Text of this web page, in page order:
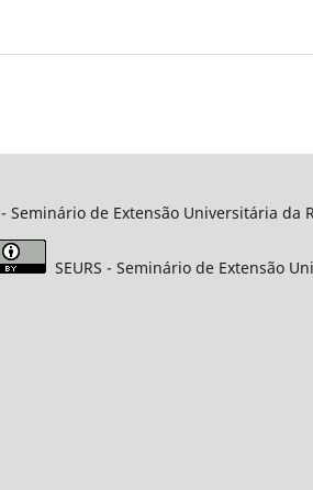
- Seminário de Extensão Universitária da
SEURS - Seminário de Extensão